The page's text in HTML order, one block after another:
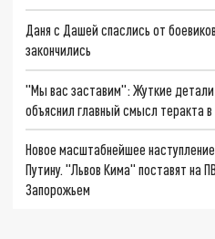
Даня с Дашей спаслись от
закончились
"Мы вас заставим": Жуткие детали
объяснил главный смысл теракта
Новое масштабнейшее
Путину. "Львов Кима" поставят на
Запорожьем